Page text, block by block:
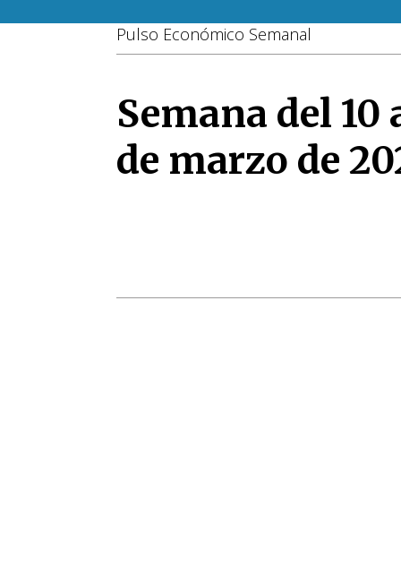
Pulso Económico Semanal
Semana del 10
de marzo de